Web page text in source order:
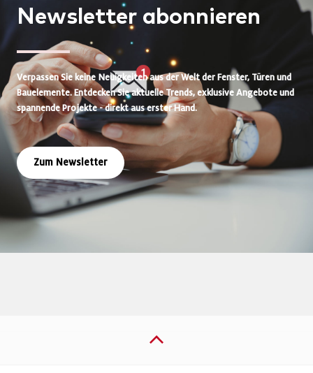
Newsletter abonnieren
Verpassen Sie keine Neuigkeiten aus der Welt der Fenster, Türen und
Bauelemente. Entdecken Sie aktuelle Trends, exklusive Angebote und
spannende Projekte - direkt aus erster Hand.
Zum Newsletter